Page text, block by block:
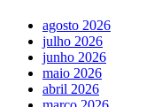
agosto 2026
julho 2026
junho 2026
maio 2026
abril 2026